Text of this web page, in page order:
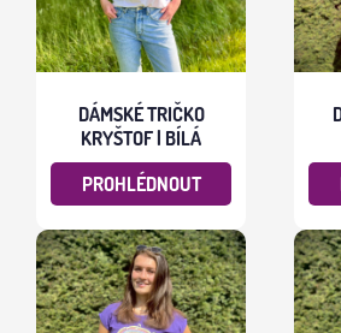
DÁMSKÉ TRIČKO
KRYŠTOF | BÍLÁ
PROHLÉDNOUT